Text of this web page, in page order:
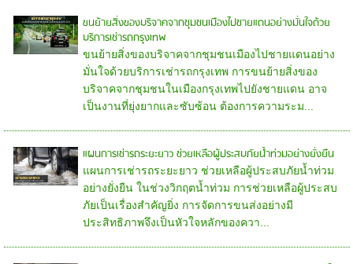
ขนย้ายสิ่งของบริจาคจากชุมชนเมืองไปชายแดนอย่างมั่นใจด้วย
บริการเช่ารถกรุงเทพ
ขนย้ายสิ่งของบริจาคจากชุมชนเมืองไปชายแดนอย่าง
มั่นใจด้วยบริการเช่ารถกรุงเทพ การขนย้ายสิ่งของ
บริจาคจากชุมชนในเมืองกรุงเทพไปยังชายแดน อาจ
เป็นงานที่ยุ่งยากและซับซ้อน ต้องการความระม...
แผนการเช่ารถระยะยาว ช่วยเหลือผู้ประสบภัยน้ำท่วมอย่างยั่งยืน
แผนการเช่ารถระยะยาว ช่วยเหลือผู้ประสบภัยน้ำท่วม
อย่างยั่งยืน ในช่วงวิกฤตน้ำท่วม การช่วยเหลือผู้ประสบ
ภัยเป็นเรื่องสำคัญยิ่ง การจัดการขนส่งอย่างมี
ประสิทธิภาพจึงเป็นหัวใจหลักของควา...